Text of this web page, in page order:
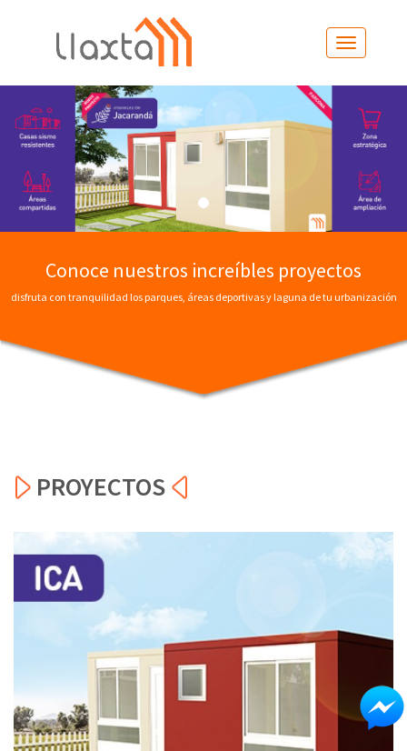
Conoce nuestros increíbles proyectos
disfruta con tranquilidad los parques, áreas deportivas y laguna de tu urbanización
PROYECTOS